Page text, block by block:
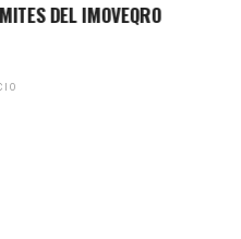
IMOVEQROO ACERCA